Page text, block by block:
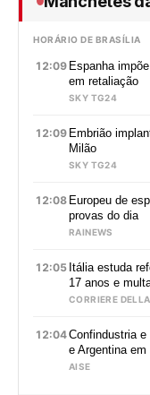
HORÁRIO DE BRASÍLIA
12:09 Espanha
em retaliação
SKY TG24
12:09 Embrião
Milão
SKY TG24
12:08 Europeu de
provas do dia
RAINEWS
12:05 Itália estuda
17 anos e
CORRIERE
12:04Confindustria e
e Argentina
AISE